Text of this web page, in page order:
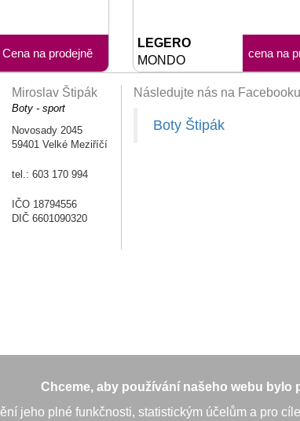
Cena na prodejně
LEGERO
MONDO
cena na
Chceme, aby používání našeho webu bylo
jeho plné funkčnosti, statistickým účelům a pro
Miroslav Štipák
Boty - sport
Novosady 2045
59401 Velké Meziříčí
tel.: 603 170 994
IČO 18794556
DIČ 6601090320
Následujte nás na Facebooku
Boty Štipák